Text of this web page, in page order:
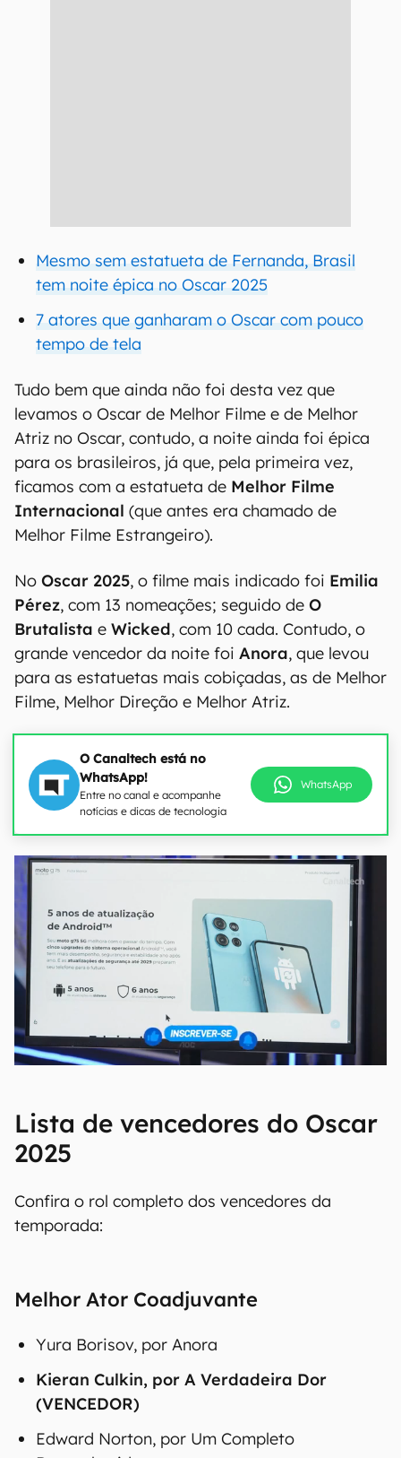
Mesmo sem estatueta de Fernanda, Brasil
tem noite épica no Oscar 2025
7 atores que ganharam o Oscar com pouco
tempo de tela
Tudo bem que ainda não foi desta vez que
levamos o Oscar de Melhor Filme e de Melhor
Atriz no Oscar, contudo, a noite ainda foi épica
para os brasileiros, já que, pela primeira vez,
ficamos com a estatueta de Melhor Filme
Internacional (que antes era chamado de
Melhor Filme Estrangeiro).
No Oscar 2025, o filme mais indicado foi Emilia
Pérez, com 13 nomeações; seguido de O
Brutalista e Wicked, com 10 cada. Contudo, o
grande vencedor da noite foi Anora, que levou
para as estatuetas mais cobiçadas, as de Melhor
Filme, Melhor Direção e Melhor Atriz.
O Canaltech está no
WhatsApp!
Entre no canal e acompanhe
notícias e dicas de tecnologia
WhatsApp
Lista de vencedores do Oscar
2025
Confira o rol completo dos vencedores da
temporada:
Melhor Ator Coadjuvante
Yura Borisov, por Anora
Kieran Culkin, por A Verdadeira Dor
(VENCEDOR)
Edward Norton, por Um Completo